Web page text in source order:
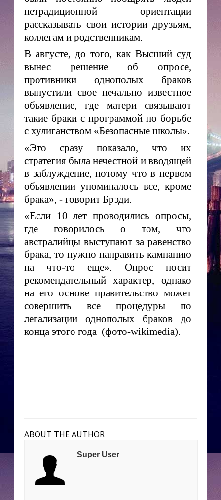
нетрадиционной ориентации
рассказывать свои истории друзьям,
коллегам и родственникам.
В августе, до того, как Высший суд
вынес решение об опросе,
противники однополых браков
выпустили свое печально известное
объявление, где матери связывают
такие браки с программой по борьбе
с хулиганством «Безопасные школы».
«Это сразу показало, что их
стратегия была нечестной и вводящей
в заблуждение, потому что в первом
объявлении упоминалось все, кроме
брака», - говорит Брэди.
«Если 10 лет проводились опросы,
где говорилось о том, что
австралийцы выступают за равенство
брака, то нужно направить кампанию
на что-то еще». Опрос носит
рекомендательный характер, однако
на его основе правительство может
совершить все процедуры по
легализации однополых браков до
конца этого года (фото-wikimedia).
ABOUT THE AUTHOR
Super User